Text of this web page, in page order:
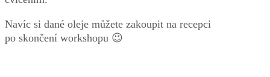
Navíc si dané oleje můžete zakoupit na recepci
po skončení workshopu 😉